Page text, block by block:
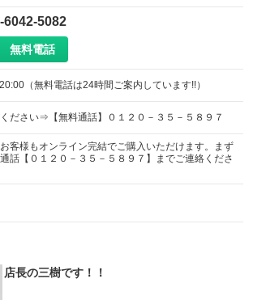
6042-5082
無料電話
（無料電話は24時間ご案内しています!!）
ださい⇒【無料通話】０１２０－３５－５８９７
客様もオンライン完結でご購入いただけます。まず
話【０１２０－３５－５８９７】までご連絡くださ
店長の三樹です！！